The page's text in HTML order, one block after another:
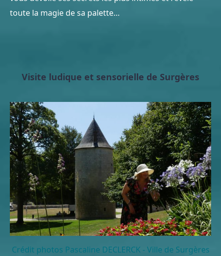
toute la magie de sa palette…
Visite ludique et sensorielle de Surgères
Crédit photos Pascaline DECLERCK - Ville de Surgères